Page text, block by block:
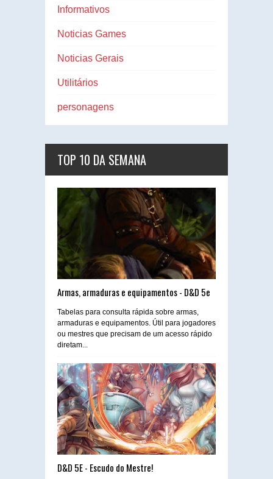
Informativos
Noticias Games
Noticias Gerais
Utilitários
personagens
TOP 10 DA SEMANA
Armas, armaduras e equipamentos - D&D 5e
Tabelas para consulta rápida sobre armas,
armaduras e equipamentos. Útil para jogadores
ou mestres que precisam de um acesso rápido
diretam...
D&D 5E - Escudo do Mestre!